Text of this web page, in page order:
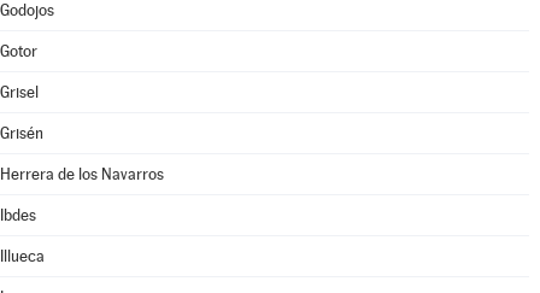
Godojos
Gotor
Grisel
Grisén
Herrera de los Navarros
Ibdes
Illueca